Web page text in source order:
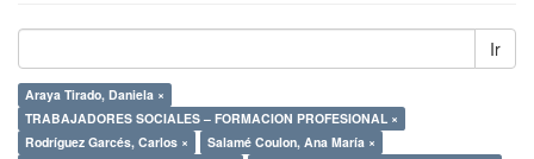
Ir
Araya Tirado, Daniela ×
TRABAJADORES SOCIALES – FORMACION PROFESIONAL ×
Rodríguez Garcés, Carlos ×
Salamé Coulon, Ana María ×